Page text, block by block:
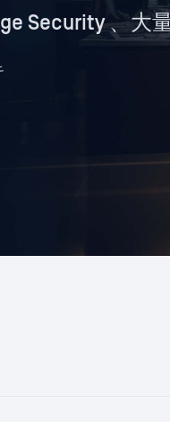
Security 、